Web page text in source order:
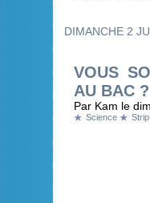
DIMANCHE 2
VOUS
AU BAC ?
Par Kam le
Science